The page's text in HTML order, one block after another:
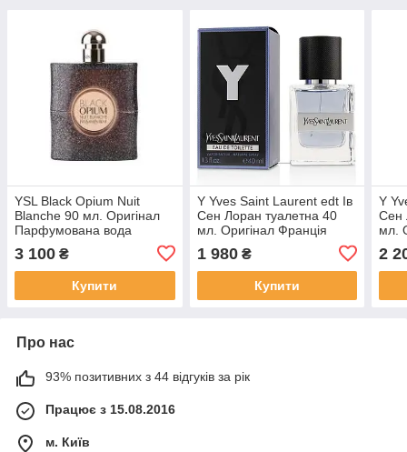
YSL Black Opium Nuit
Blanche 90 мл. Оригінал
Парфумована вода
3 100 ₴
Купити
Y Yves Saint Laurent edt Ів
Сен Лоран туалетна 40
мл. Оригінал Франція
1 980₴
Купити
Y
Сен
мл.
2
Про нас
93% позитивних з 44 відгуків за рік
Працює з 15.08.2016
м. Київ